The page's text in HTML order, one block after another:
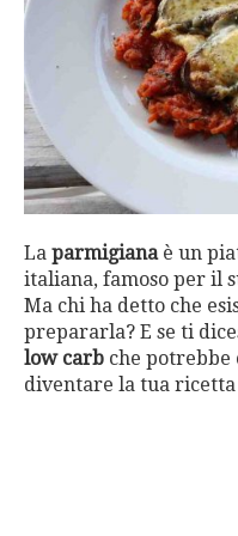
La parmigianaè un
italiana, famoso per il
Ma chi ha detto che
prepararla? E se ti
low carb che potrebbe
diventare la tua